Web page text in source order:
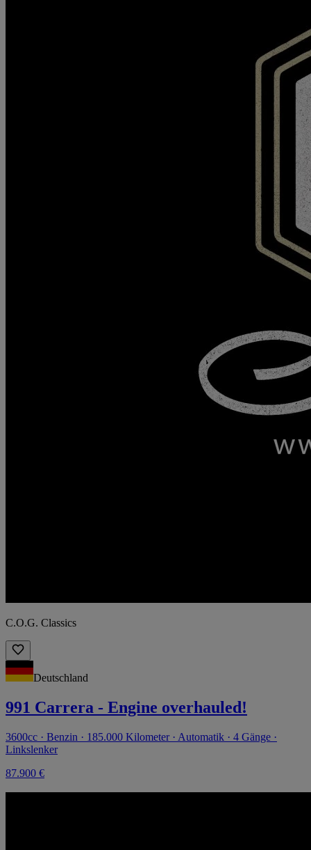
C.O.G. Classics
Deutschland
991 Carrera - Engine overhauled!
3600cc · Benzin · 185.000 Kilometer · Automatik · 4 Gänge ·
Linkslenker
87.900 €